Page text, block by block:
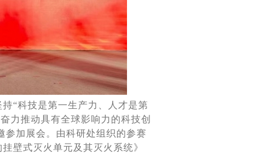
“科技是第一生产力、人才是第
力推动具有全球影响力的科技创
加展会。 由科研处组织的参赛
壁式灭火单元及其灭火系统》